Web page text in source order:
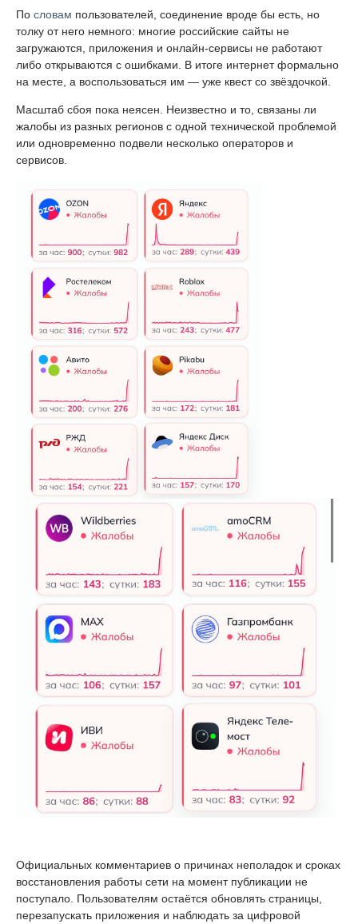
По словам пользователей, соединение вроде бы есть, но
толку от него немного: многие российские сайты не
загружаются, приложения и онлайн-сервисы не работают
либо открываются с ошибками. В итоге интернет формально
на месте, а воспользоваться им — уже квест со звёздочкой.
Масштаб сбоя пока неясен. Неизвестно и то, связаны ли
жалобы из разных регионов с одной технической проблемой
или одновременно подвели несколько операторов и
сервисов.
Официальных комментариев о причинах неполадок и сроках
восстановления работы сети на момент публикации не
поступало. Пользователям остаётся обновлять страницы,
перезапускать приложения и наблюдать за цифровой